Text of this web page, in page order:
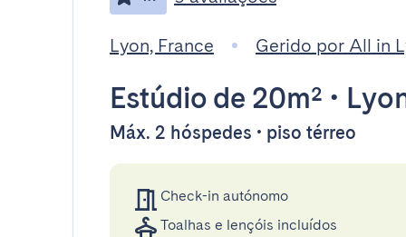
Lyon, France Gerido por All in
Estúdio de 20m² •
Máx. 2 hóspedes • piso térreo
Check-in autónomo
Toalhas e lençóis incluídos